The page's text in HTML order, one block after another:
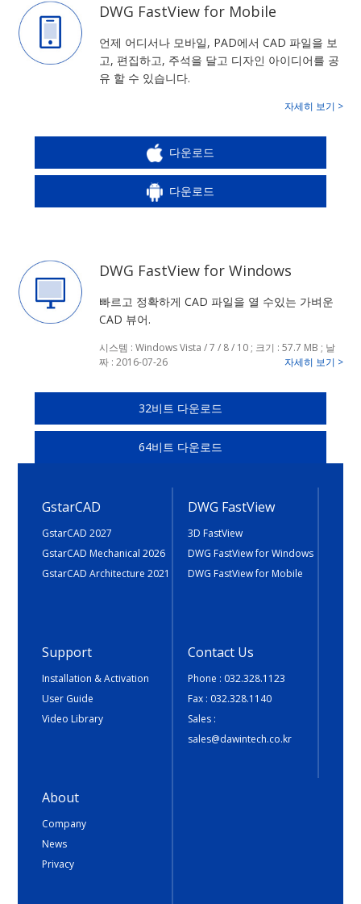
DWG FastView for Mobile
언제 어디서나 모바일, PAD에서 CAD 파일을 보
고, 편집하고, 주석을 달고 디자인 아이디어를 공
유 할 수 있습니다.
자세히 보기 >
다운로드
다운로드
DWG FastView for Windows
빠르고 정확하게 CAD 파일을 열 수있는 가벼운
CAD 뷰어.
시스템 : Windows Vista / 7 / 8 / 10 ; 크기 : 57.7 MB ; 날
짜 : 2016-07-26
자세히 보기 >
32비트 다운로드
64비트 다운로드
GstarCAD
GstarCAD 2027
GstarCAD Mechanical 2026
GstarCAD Architecture 2021
DWG FastView
3D FastView
DWG FastView for Windows
DWG FastView for Mobile
Support
Installation & Activation
User Guide
Video Library
Contact Us
Phone : 032.328.1123
Fax : 032.328.1140
Sales :
sales@dawintech.co.kr
About
Company
News
Privacy